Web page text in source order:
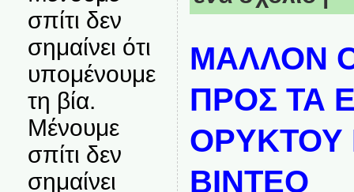
σπίτι δεν
σημαίνει ότι
υπομένουμε
τη βία.
Μένουμε
σπίτι δεν
σημαίνει
ΜΑΛΛΟΝ
ΠΡΟΣ ΤΑ
ΟΡΥΚΤΟΥ
ΒΙΝΤΕΟ